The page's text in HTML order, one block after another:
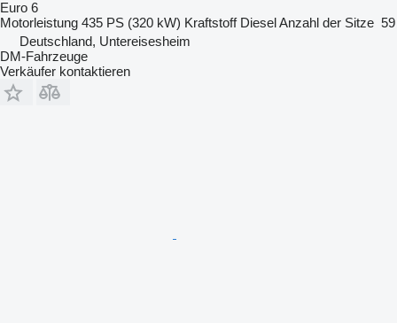
Euro 6
Motorleistung 435 PS (320 kW) Kraftstoff DieselAnzahl der Sitze 59
Deutschland, Untereisesheim
DM-Fahrzeuge
Verkäufer kontaktieren